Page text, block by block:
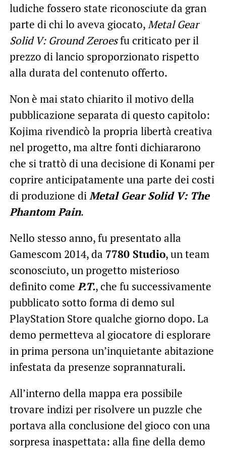
ludiche fossero state riconosciute da gran
parte di chi lo aveva giocato,Metal Gear
Solid V: Ground Zeroesfu criticato per il
prezzo di lancio sproporzionato rispetto
alla durata del contenuto offerto.
Non è mai stato chiarito il motivo della
pubblicazione separata di questo capitolo:
Kojima rivendicò la propria libertà creativa
nel progetto, ma altre fonti dichiararono
che si trattò di una decisione di Konami per
coprire anticipatamente una parte dei costi
di produzione diMetal Gear Solid V: The
Phantom Pain.
Nello stesso anno, fu presentato alla
Gamescom 2014, da 7780 Studio, un team
sconosciuto, un progetto misterioso
definito come P.T., che fu successivamente
pubblicato sotto forma di demo sul
PlayStation Store qualche giorno dopo. La
demo permetteva al giocatore di esplorare
in prima persona un’inquietante abitazione
infestata da presenze soprannaturali.
All’interno della mappa era possibile
trovare indizi per risolvere un puzzle che
portava alla conclusione del gioco con una
sorpresa inaspettata: alla fine della demo